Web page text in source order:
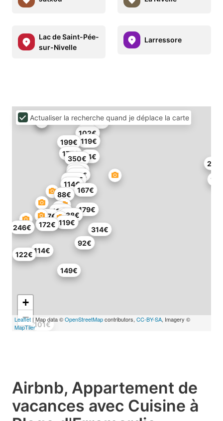
Lac de Saint-Pée-
sur-Nivelle
Larressore
117€
138€
172€
179€
74€
101€
314€
114€
92€
119€
350€
77€
246€
137€
151€
114€
220€
119€
146€
98€
199€
149€
177€
122€
168€
102€
167€
88€
+
−
Leaflet | Map data ©OpenStreetMapcontributors, CC-BY-SA, Imagery ©
MapTiler
Actualiser la recherche quand je déplace la carte
Airbnb, Appartement de
vacances avec Cuisine à